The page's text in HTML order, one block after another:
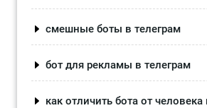
смешные боты в телеграм
бот для рекламы в телеграм
как отличить бота от человека